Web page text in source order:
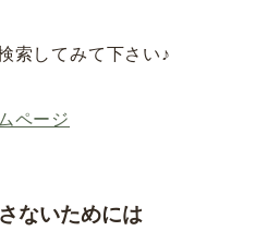
索してみて下さい♪
ページ
ないためには